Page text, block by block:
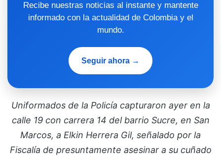
Recibe nuestras noticias al instante y mantente
informado con la actualidad de Colombia y el
mundo.
Seguir ahora →
Uniformados de la Policía capturaron ayer en la
calle 19 con carrera 14 del barrio Sucre, en San
Marcos, a Elkin Herrera Gil, señalado por la
Fiscalía de presuntamente asesinar a su cuñado